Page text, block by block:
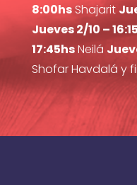
8:00hsShajarit
Jueves 2/10 –
17:45hsNeilá
Shofar Havdalá y